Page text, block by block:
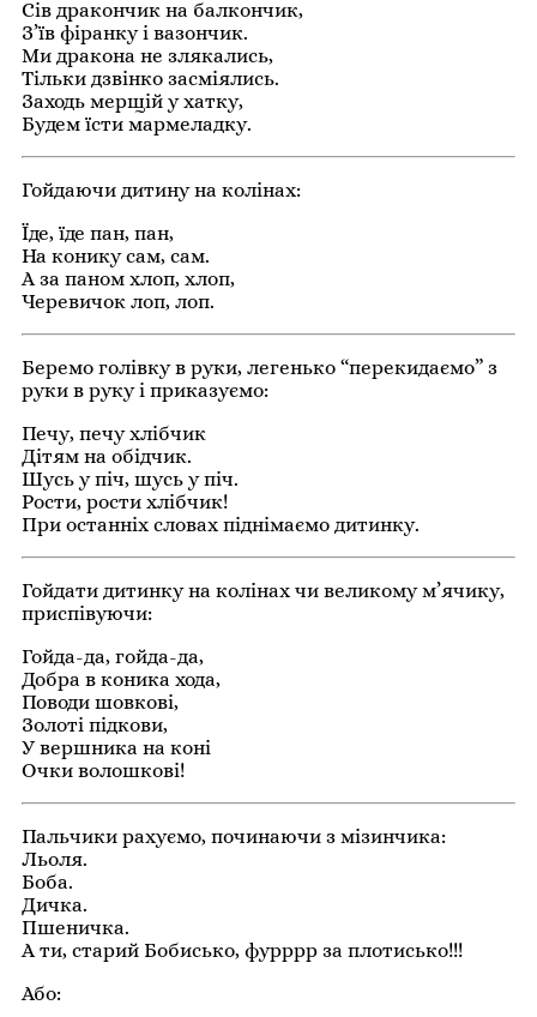
Сів дракончик на балкончик,
З’їв фіранку і вазончик.
Ми дракона не злякались,
Тільки дзвінко засміялись.
Заходь мерщій у хатку,
Будем їсти мармеладку.
Гойдаючи дитину на колінах:
Їде, їде пан, пан,
На конику сам, сам.
А за паном хлоп, хлоп,
Черевичок лоп, лоп.
Беремо голівку в руки, легенько “перекидаємо” з
руки в руку і приказуємо:
Печу, печу хлібчик
Дітям на обідчик.
Шусь у піч, шусь у піч.
Рости, рости хлібчик!
При останніх словах піднімаємо дитинку.
Гойдати дитинку на колінах чи великому м’ячику,
приспівуючи:
Гойда-да, гойда-да,
Добра в коника хода,
Поводи шовкові,
Золоті підкови,
У вершника на коні
Очки волошкові!
Пальчики рахуємо, починаючи з мізинчика:
Льоля.
Боба.
Дичка.
Пшеничка.
А ти, старий Бобисько, фурррр за плотисько!!!
Або: